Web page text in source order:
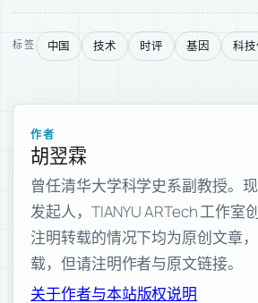
标签 中国 技术 时评 基因 科
作者
胡翌霖
曾任清华大学科学史系副教授。
发起人，TIANYU ARTech 工作室
注明转载的情况下均为原创文章
载，但请注明作者与原文链接。
关于作者与本站版权说明